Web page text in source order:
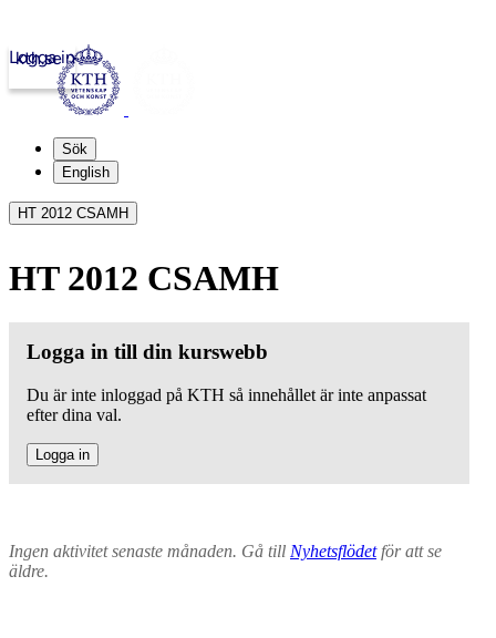
kth.se
Logga in
Sök
English
HT 2012 CSAMH
HT 2012 CSAMH
Logga in till din kurswebb
Du är inte inloggad på KTH så innehållet är inte anpassat
efter dina val.
Logga in
Ingen aktivitet senaste månaden. Gå till Nyhetsflödetför att se
äldre.